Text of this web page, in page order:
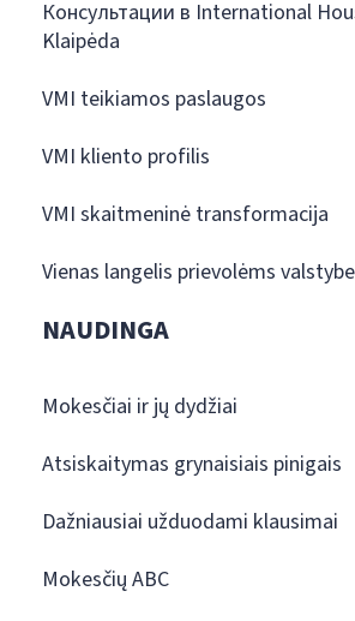
Консультации в International
Klaipėda
VMI teikiamos paslaugos
VMI kliento profilis
VMI skaitmeninė transformacija
Vienas langelis prievolėms
NAUDINGA
Mokesčiai ir jų dydžiai
Atsiskaitymas grynaisiais pinigais
Dažniausiai užduodami klausimai
Mokesčių ABC